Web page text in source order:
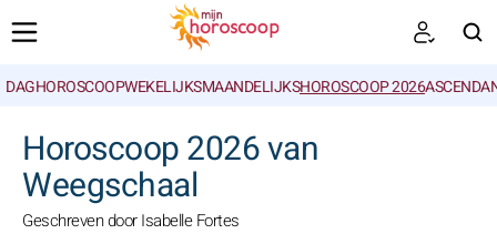
DAGHOROSCOOPWEKELIJKSMAANDELIJKSHOROSCOOP 2026
Horoscoop 2026 van
Weegschaal
Geschreven door Isabelle Fortes